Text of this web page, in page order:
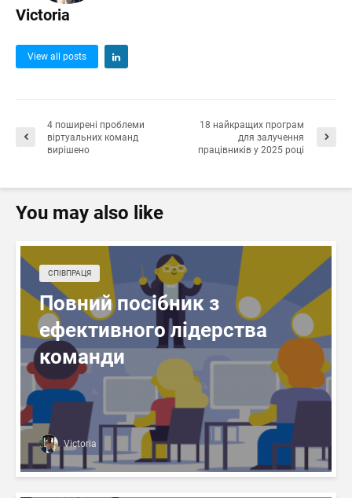
Victoria
View all posts
4 поширені проблеми
віртуальних команд
вирішено
18 найкращих програм
для залучення
працівників у 2025 році
You may also like
СПІВПРАЦЯ
Повний посібник з
ефективного лідерства
команди
Victoria